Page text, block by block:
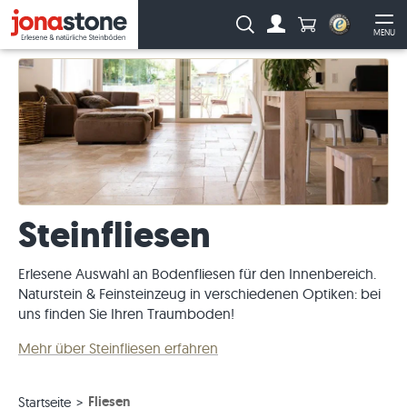
MENU
Suche: Anzahl
Steinfliesen
Erlesene Auswahl an Bodenfliesen für den Innenbereich.
Naturstein & Feinsteinzeug in verschiedenen Optiken: bei
uns finden Sie Ihren Traumboden!
Mehr über Steinfliesen erfahren
Startseite Fliesen